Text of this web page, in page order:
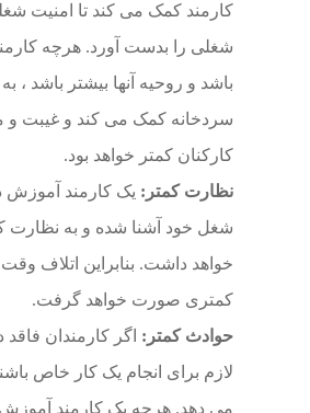
کارمند کمک می کند تا امنیت
شغلی را بدست آورد. هرچه
باشد و روحیه آنها بیشتر باشد ،
سردخانه کمک می کند و غیبت و
کارکنان کمتر خواهد بود.
نظارت کمتر: یک کارمند آموزش
شغل خود آشنا شده و به نظارت
خواهد داشت. بنابراین اتلاف
کمتری صورت خواهد گرفت.
حوادث کمتر: اگر کارمندان
لازم برای انجام یک کار خاص
می دهد. هرچه یک کارمند آموزش